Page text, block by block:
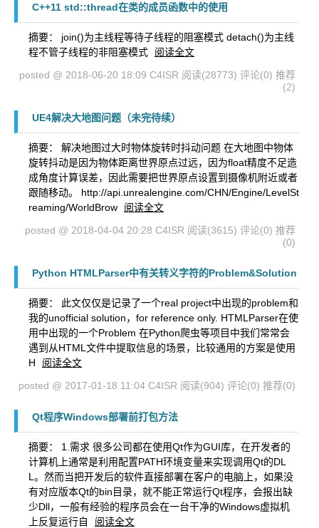
C++11 std::thread在类的成员函数中的使用
摘要： join()为主线程等待子线程的阻塞模式 detach()为主线
程不管子线程的非阻塞模式
阅读全文
posted @ 2018-06-20 18:09 C4ISR 阅读(28773) 评论(0) 推荐
(2)
UE4解决大地图问题（未完待续）
摘要： 解决地图过大时物体旋转时抖动问题 在大地图中物体
旋转抖动是因为物体距离世界原点过远，因为float精度不足造
成角度计算误差，因此需要把世界原点设置到摄像机附近或者
跟随移动。 http://api.unrealengine.com/CHN/Engine/LevelSt
reaming/WorldBrow
阅读全文
posted @ 2018-04-04 20:28 C4ISR 阅读(3615) 评论(0) 推荐
(0)
Python HTMLParser中有关转义字符的Problem&Solution
摘要： 此文仅仅是记录了一个real project中出现的problem和
我的unofficial solution，for reference only. HTMLParser在使
用中出现的一个Problem 在Python爬虫等项目中我们常常会
遇到从HTML文件中提取信息的场景，比较通用的方案是使用
H
阅读全文
posted @ 2017-01-18 11:04 C4ISR 阅读(904) 评论(0) 推荐(0)
Qt程序Windows部署前打包方法
摘要： 1.需求 很多公司都在使用Qt作为GUI库，在开发者的
计算机上通常是利用配置PATH环境变量来实现调用Qt的DL
L。然而当把开发后的软件直接部署在客户的电脑上，如果没
有对应版本Qt的bin目录，就不能正常运行Qt程序，会报出缺
少Dll，一般有经验的程序员会在一台干净的Windows虚拟机
上反复运行自
阅读全文